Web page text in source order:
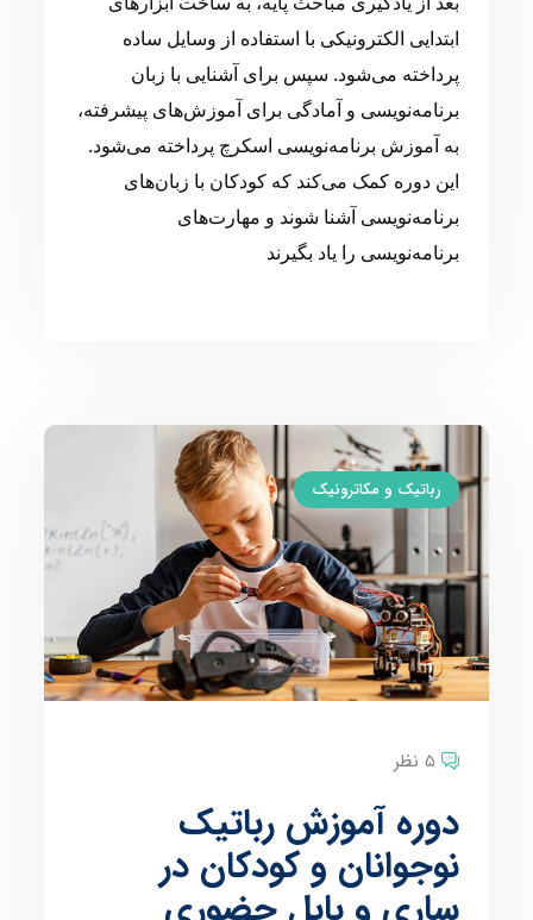
ابتدایی الکترونیکی با استفاده از وسایل ساده
پرداخته می‌شود. سپس برای آشنایی با زبان
برنامه‌نویسی و آمادگی برای آموزش‌های پیشرفته،
به آموزش برنامه‌نویسی اسکرچ پرداخته می‌شود.
این دوره کمک می‌کند که کودکان با زبان‌های
برنامه‌نویسی آشنا شوند و مهارت‌های
برنامه‌نویسی را یاد بگیرند
رباتیک و مکاترونیک
5 نظر
دوره آموزش رباتیک
نوجوانان و کودکان در